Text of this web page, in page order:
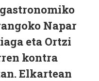
Napar
eta Ortzi
kontra
Elkartean